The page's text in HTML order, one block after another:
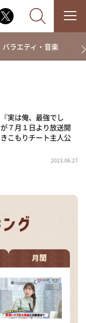
すとものいたっ
る？～
タ
バラエティ・音楽 ド
実は俺、最強でし
７⽉１⽇より放送開
こもりチート主人公
2023.06.27
月間